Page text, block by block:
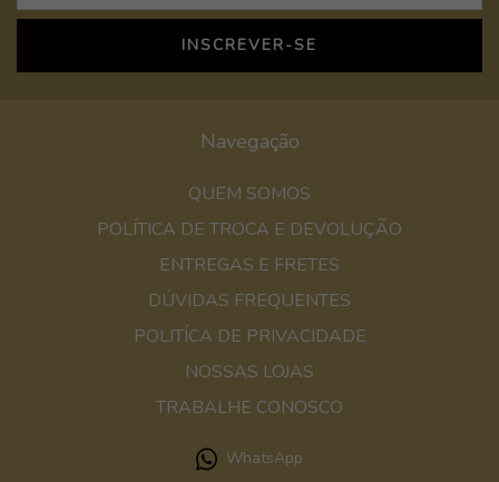
Navegação
QUEM SOMOS
POLÍTICA DE TROCA E DEVOLUÇÃO
ENTREGAS E FRETES
DÚVIDAS FREQUENTES
POLITÍCA DE PRIVACIDADE
NOSSAS LOJAS
TRABALHE CONOSCO
WhatsApp